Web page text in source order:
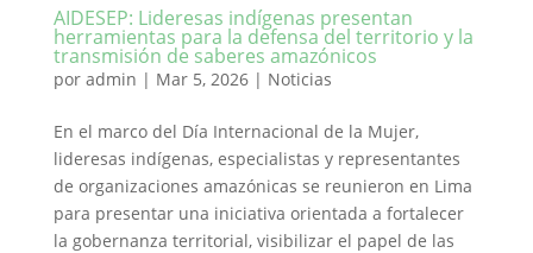
AIDESEP: Lideresas indígenas presentan
herramientas para la defensa del territorio y la
transmisión de saberes amazónicos
por admin | Mar 5, 2026| Noticias
En el marco del Día Internacional de la Mujer,
lideresas indígenas, especialistas y representantes
de organizaciones amazónicas se reunieron en Lima
para presentar una iniciativa orientada a fortalecer
la gobernanza territorial, visibilizar el papel de las